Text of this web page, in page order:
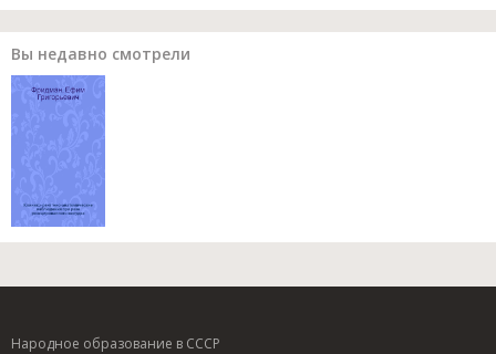
Вы недавно смотрели
Народное образование в СССР